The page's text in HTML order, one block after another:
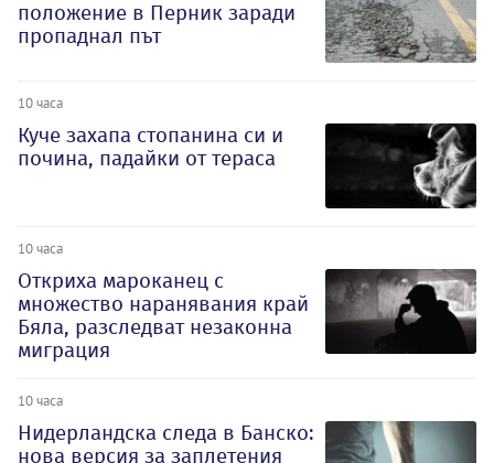
положение в Перник заради
пропаднал път
10 часа
Куче захапа стопанина си и
почина, падайки от тераса
10 часа
Откриха мароканец с
множество наранявания край
Бяла, разследват незаконна
миграция
10 часа
Нидерландска следа в Банско:
нова версия за заплетения